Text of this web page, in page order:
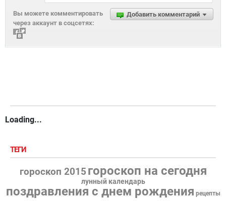
Добавить комментарий
Вы можете комментировать
через аккаунт в соцсетях:
Loading...
ТЕГИ
гороскоп 2015 гороскоп на сегодня
лунный календарь
поздравления с днем рождения рецепты